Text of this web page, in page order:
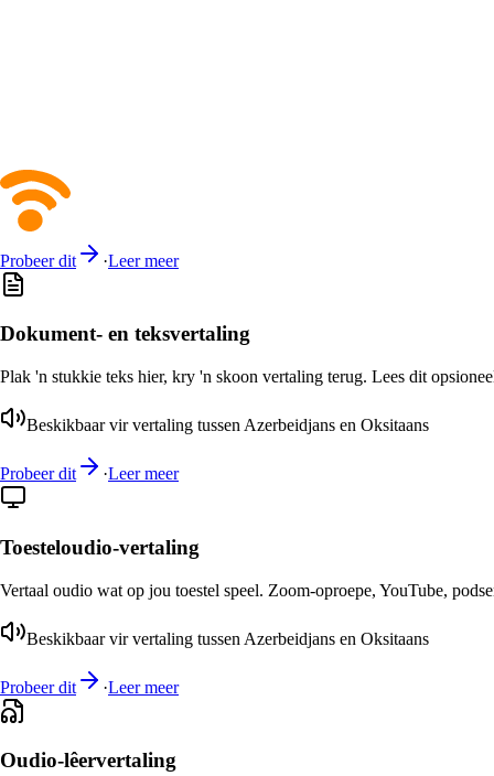
Probeer dit ·Leer meer
Dokument- en teksvertaling
Plak 'n stukkie teks hier, kry 'n skoon vertaling terug. Lees dit
Beskikbaar vir vertaling tussen Azerbeidjans en Oksitaans
Probeer dit ·Leer meer
Toesteloudio-vertaling
Vertaal oudio wat op jou toestel speel. Zoom-oproepe, YouTube,
Beskikbaar vir vertaling tussen Azerbeidjans en Oksitaans
Probeer dit ·Leer meer
Oudio-lêervertaling